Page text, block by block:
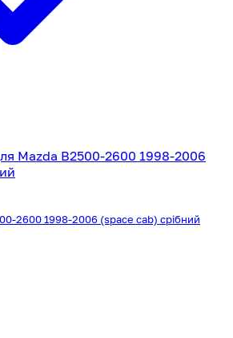
2600 1998-2006 (space cab) срібний